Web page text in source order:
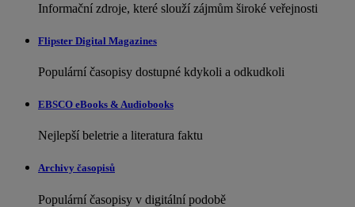
Informační zdroje, které slouží zájmům široké veřejnosti
Flipster Digital Magazines
Populární časopisy dostupné kdykoli a odkudkoli
EBSCO eBooks & Audiobooks
Nejlepší beletrie a literatura faktu
Archivy časopisů
Populární časopisy v digitální podobě